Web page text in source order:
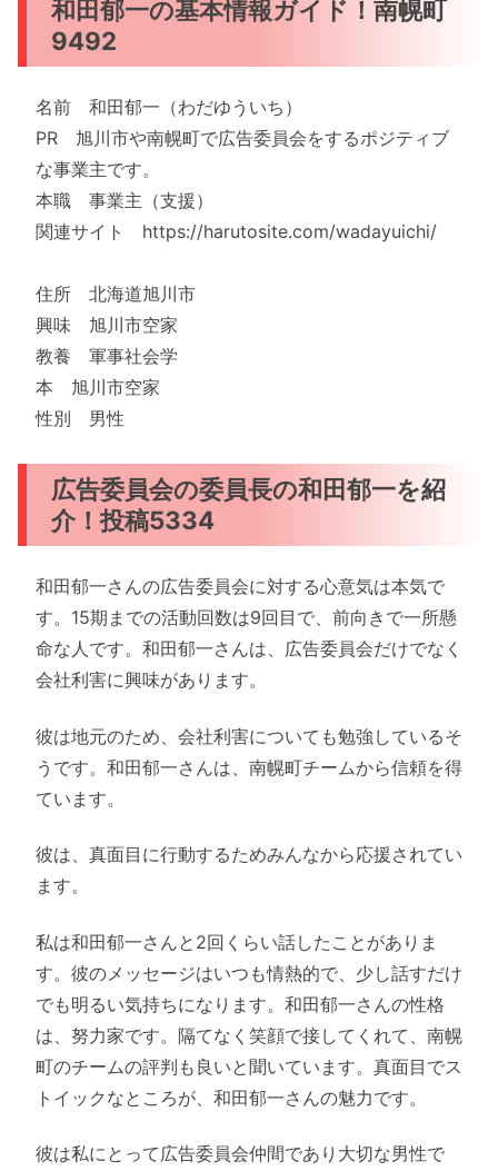
和田郁一の基本情報ガイド！南幌町
9492
名前 和田郁一（わだゆういち）
PR 旭川市や南幌町で広告委員会をするポジティブ
な事業主です。
本職 事業主（支援）
関連サイト https://harutosite.com/wadayuichi/
住所 北海道旭川市
興味 旭川市空家
教養 軍事社会学
本 旭川市空家
性別 男性
広告委員会の委員長の和田郁一を紹
介！投稿5334
和田郁一さんの広告委員会に対する心意気は本気で
す。15期までの活動回数は9回目で、前向きで一所懸
命な人です。和田郁一さんは、広告委員会だけでなく
会社利害に興味があります。
彼は地元のため、会社利害についても勉強しているそ
うです。和田郁一さんは、南幌町チームから信頼を得
ています。
彼は、真面目に行動するためみんなから応援されてい
ます。
私は和田郁一さんと2回くらい話したことがありま
す。彼のメッセージはいつも情熱的で、少し話すだけ
でも明るい気持ちになります。和田郁一さんの性格
は、努力家です。隔てなく笑顔で接してくれて、南幌
町のチームの評判も良いと聞いています。真面目でス
トイックなところが、和田郁一さんの魅力です。
彼は私にとって広告委員会仲間であり大切な男性で